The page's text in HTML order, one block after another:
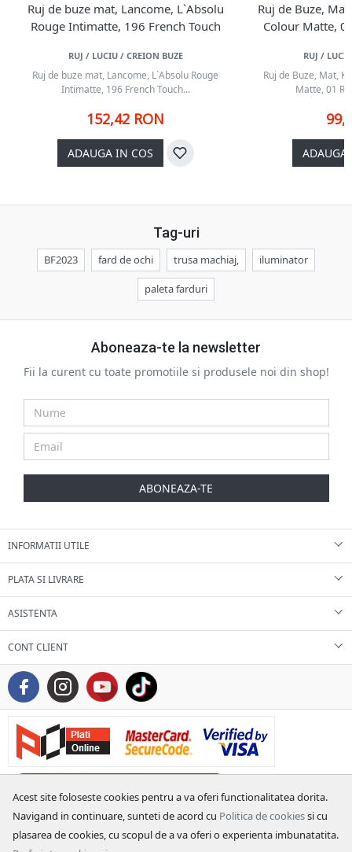
Acest site foloseste cookies pentru a va oferi functionalitatea dorita.
Navigand in continuare, sunteti de acord cu Politica de cookiessi cu
plasarea de cookies, cu scopul de a va oferi o experienta imbunatatita.
Ruj de buze mat, Lancome, L`Absolu
Rouge Intimatte, 196 French Touch
RUJ / LUCIU / CREION BUZE
Ruj de buze mat, Lancome, L`Absolu Rouge
Intimatte, 196 French Touch...
152,42 RON
ADAUGA IN COS
Ruj de Buze,
Colour Matte,
RUJ /
Ruj de Buze, Mat,
Matte, 01
ADAUGA
Tag-uri
BF2023 fard de ochi trusa machiaj, iluminator
paleta farduri
Aboneaza-te la newsletter
Fii la curent cu toate promotiile si produsele noi din shop!
ABONEAZA-TE
INFORMATII UTILE
PLATA SI LIVRARE
ASISTENTA
CONT CLIENT